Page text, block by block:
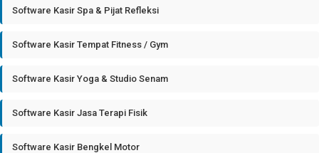
Software Kasir Spa & Pijat Refleksi
Software Kasir Tempat Fitness / Gym
Software Kasir Yoga & Studio Senam
Software Kasir Jasa Terapi Fisik
Software Kasir Bengkel Motor